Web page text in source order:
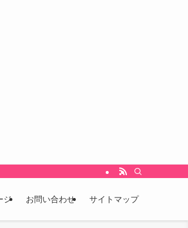
先取りするための情報発信ブログです。 こんな
ジ お問い合わせ サイトマップ